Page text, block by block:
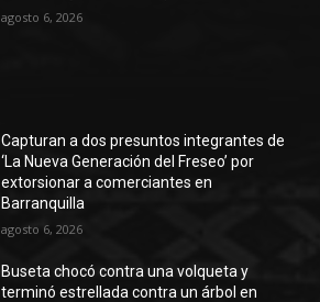
agosto 6, 2026
Capturan a dos presuntos integrantes de
‘La Nueva Generación del Freseo’ por
extorsionar a comerciantes en
Barranquilla
agosto 6, 2026
Buseta chocó contra una volqueta y
terminó estrellada contra un árbol en